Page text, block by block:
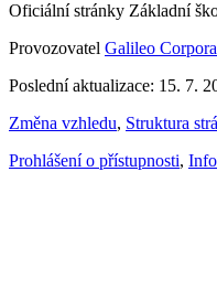
Oficiální stránky Základní
Provozovatel Galileo
Poslední aktualizace: 15. 7.
Změna vzhledu, Struktura
Prohlášení o přístupnosti,